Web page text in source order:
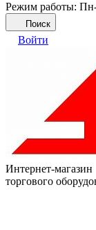
Режим работы:
Поиск
Войти
Интернет-магазин
торгового